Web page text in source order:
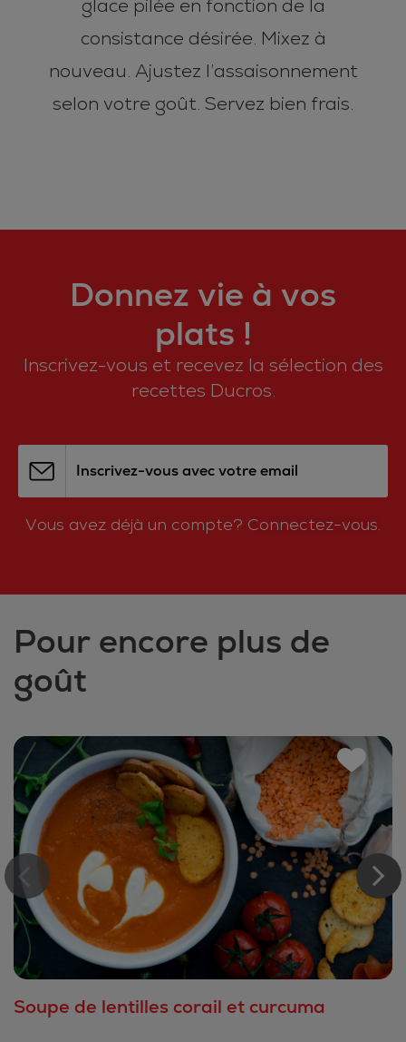
glace pilée en fonction de la
consistance désirée. Mixez à
nouveau. Ajustez l’assaisonnement
selon votre goût. Servez bien frais.
Donnez vie à vos
plats !
Inscrivez-vous et recevez la sélection des
recettes Ducros.
Inscrivez-vous avec votre email
Vous avez déjà un compte? Connectez-vous.
Pour encore plus de
goût
Soupe de lentilles corail et curcuma